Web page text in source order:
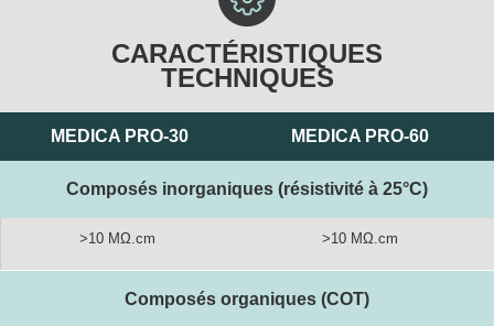
CARACTÉRISTIQUES
TECHNIQUES
MEDICA PRO-30 MEDICA PRO-60
Composés inorganiques (résistivité à 25°C)
>10 MΩ.cm >10 MΩ.cm
Composés organiques (COT)